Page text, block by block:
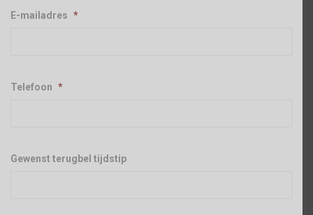
E-mailadres *
Telefoon *
Gewenst terugbel tijdstip